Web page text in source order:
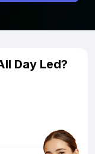
Day Led?